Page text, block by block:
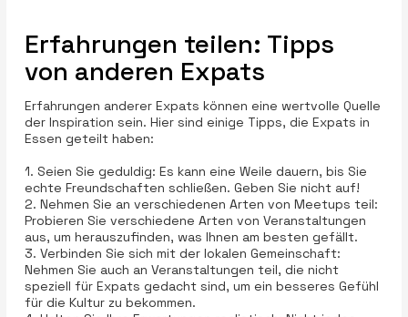
Erfahrungen teilen: Tipps
von anderen Expats
Erfahrungen anderer Expats können eine wertvolle Quelle
der Inspiration sein. Hier sind einige Tipps, die Expats in
Essen geteilt haben:
1. Seien Sie geduldig: Es kann eine Weile dauern, bis Sie
echte Freundschaften schließen. Geben Sie nicht auf!
2. Nehmen Sie an verschiedenen Arten von Meetups teil:
Probieren Sie verschiedene Arten von Veranstaltungen
aus, um herauszufinden, was Ihnen am besten gefällt.
3. Verbinden Sie sich mit der lokalen Gemeinschaft:
Nehmen Sie auch an Veranstaltungen teil, die nicht
speziell für Expats gedacht sind, um ein besseres Gefühl
für die Kultur zu bekommen.